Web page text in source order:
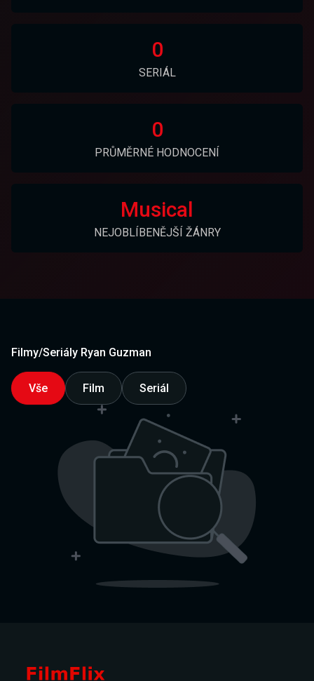
0
SERIÁL
0
PRŮMĚRNÉ HODNOCENÍ
Musical
NEJOBLÍBENĚJŠÍ ŽÁNRY
Filmy/Seriály Ryan Guzman
Vše Film Seriál